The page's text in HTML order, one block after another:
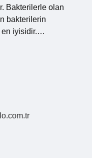
Bakterilerle olan
bakterilerin
en iyisidir.…